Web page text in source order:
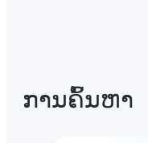
ການ​ຄົ້ນ​ຫາ